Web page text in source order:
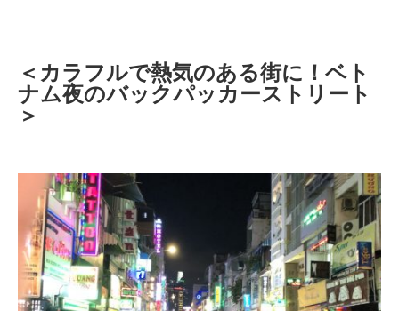
＜カラフルで熱気のある街に！ベト
ナム夜のバックパッカーストリート
＞